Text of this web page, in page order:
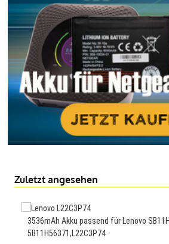
Zuletzt angesehen
3536mAh Akku passend für Lenovo
5B11H56371,L22C3P74